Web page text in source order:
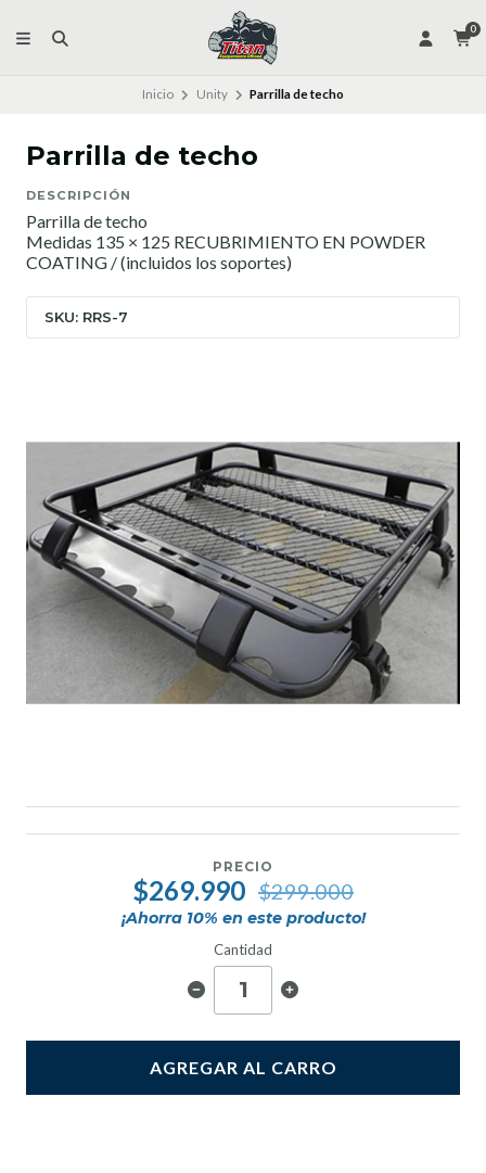
0
Inicio Unity Parrilla de techo
Parrilla de techo
DESCRIPCIÓN
Parrilla de techo
Medidas 135 × 125 RECUBRIMIENTO EN POWDER
COATING / (incluidos los soportes)
SKU: RRS-7
PRECIO
$269.990 $299.000
¡Ahorra 10% en este producto!
Cantidad
AGREGAR AL CARRO